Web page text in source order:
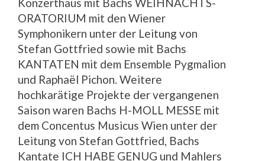
ORATORIUM mit den Wiener
Symphonikern unter der Leitung von
Stefan Gottfried sowie mit Bachs
KANTATEN mit dem Ensemble Pygmalion
und Raphaël Pichon. Weitere
hochkarätige Projekte der vergangenen
Saison waren Bachs H-MOLL MESSE mit
dem Concentus Musicus Wien unter der
Leitung von Stefan Gottfried, Bachs
Kantate ICH HABE GENUG und Mahlers